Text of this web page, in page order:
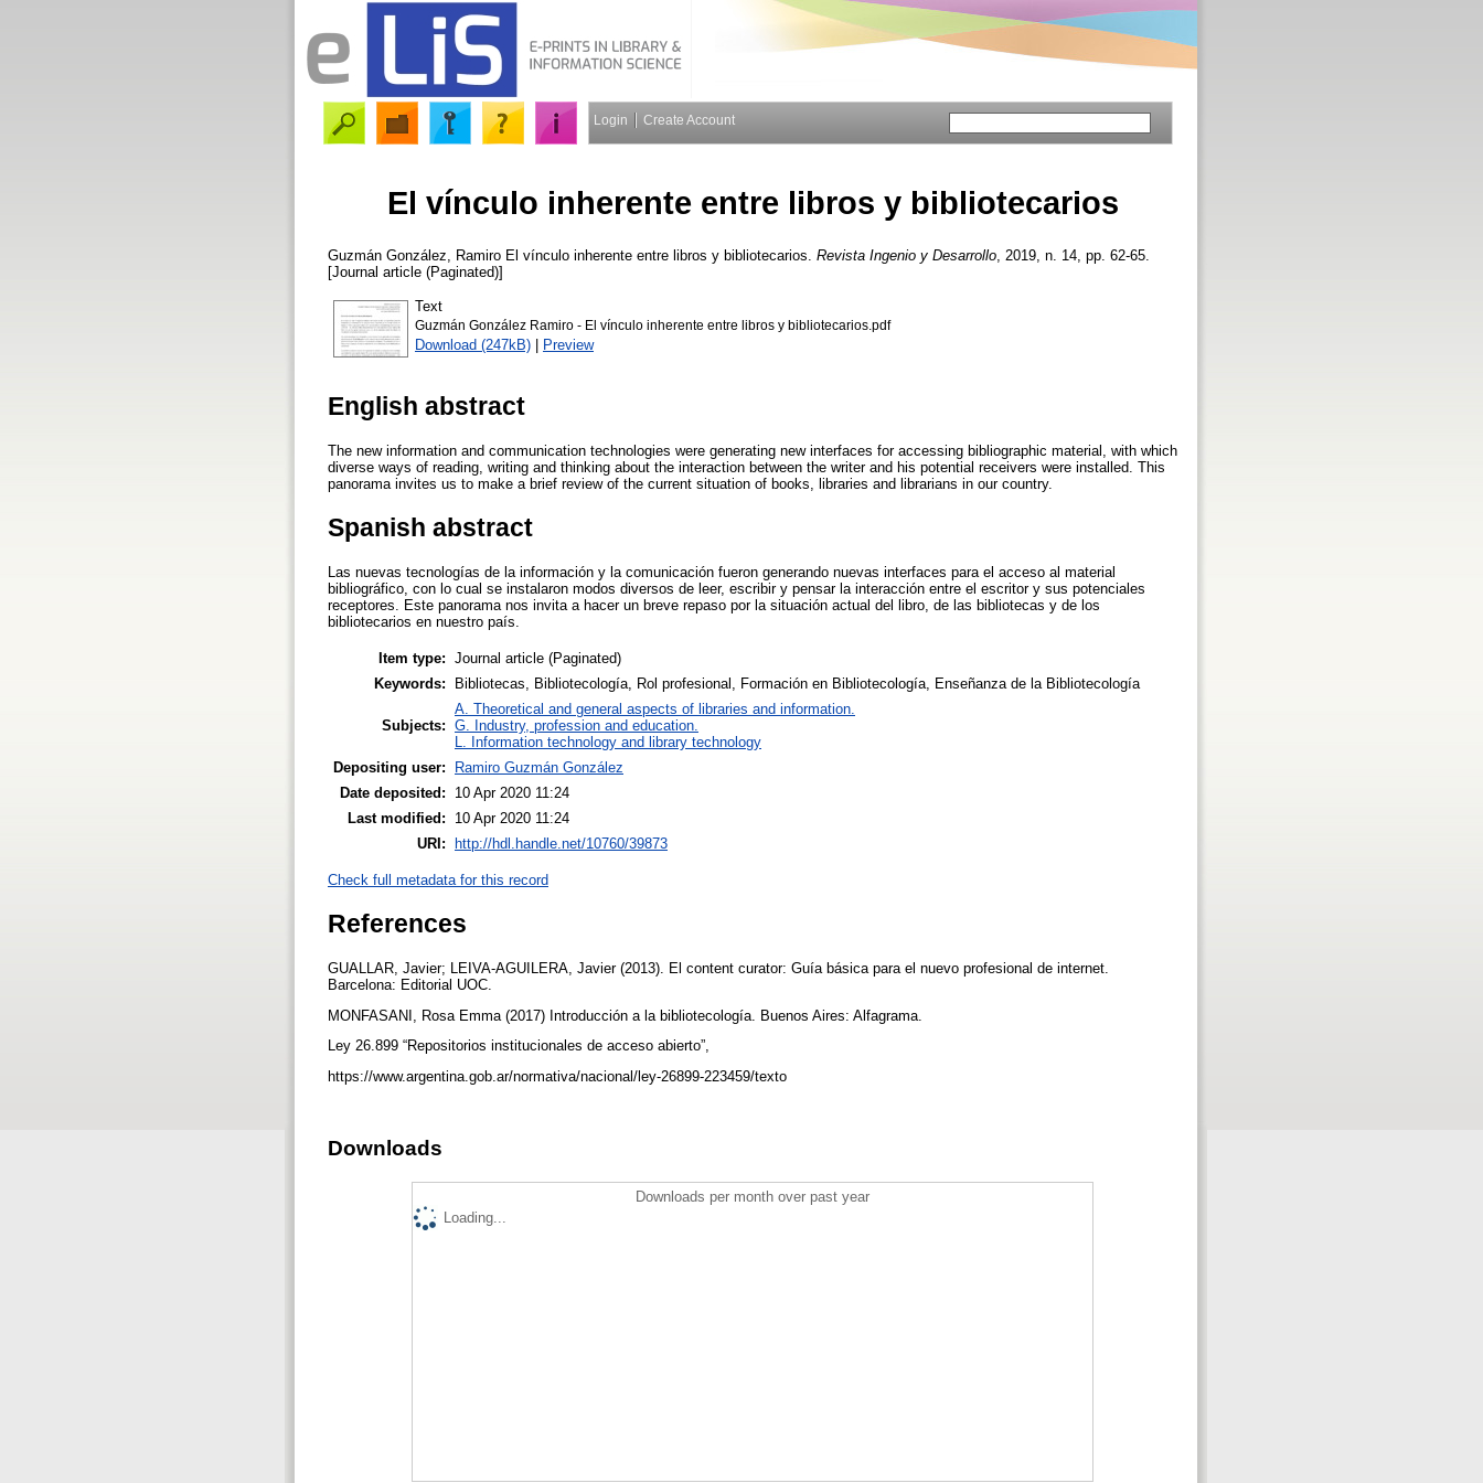
Login Create Account
El vínculo inherente entre libros y bibliotecarios
Guzmán González, Ramiro El vínculo inherente entre libros y bibliotecarios. Revista Ingenio y Desarrollo , 2019, n. 14, pp. 62-65.
[Journal article (Paginated)]
Text
Guzmán González Ramiro - El vínculo inherente entre libros y bibliotecarios.pdf
Download (247kB) | Preview
English abstract
The new information and communication technologies were generating new interfaces for accessing bibliographic material, with which
diverse ways of reading, writing and thinking about the interaction between the writer and his potential receivers were installed. This
panorama invites us to make a brief review of the current situation of books, libraries and librarians in our country.
Spanish abstract
Las nuevas tecnologías de la información y la comunicación fueron generando nuevas interfaces para el acceso al material
bibliográfico, con lo cual se instalaron modos diversos de leer, escribir y pensar la interacción entre el escritor y sus potenciales
receptores. Este panorama nos invita a hacer un breve repaso por la situación actual del libro, de las bibliotecas y de los
bibliotecarios en nuestro país.
Item type: Journal article (Paginated)
Keywords:
Bibliotecas, Bibliotecología, Rol profesional, Formación en Bibliotecología, Enseñanza de la Bibliotecología
Subjects:
A. Theoretical and general aspects of libraries and information.
G. Industry, profession and education.
L. Information technology and library technology
Depositing user:
Ramiro Guzmán González
Date deposited:
10 Apr 2020 11:24
Last modified:
10 Apr 2020 11:24
URI:
http://hdl.handle.net/10760/39873
Check full metadata for this record
References
GUALLAR, Javier; LEIVA-AGUILERA, Javier (2013). El content curator: Guía básica para el nuevo profesional de internet.
Barcelona: Editorial UOC.
MONFASANI, Rosa Emma (2017) Introducción a la bibliotecología. Buenos Aires: Alfagrama.
Ley 26.899 “Repositorios institucionales de acceso abierto”,
https://www.argentina.gob.ar/normativa/nacional/ley-26899-223459/texto
Downloads
Downloads per month over past year
Loading...